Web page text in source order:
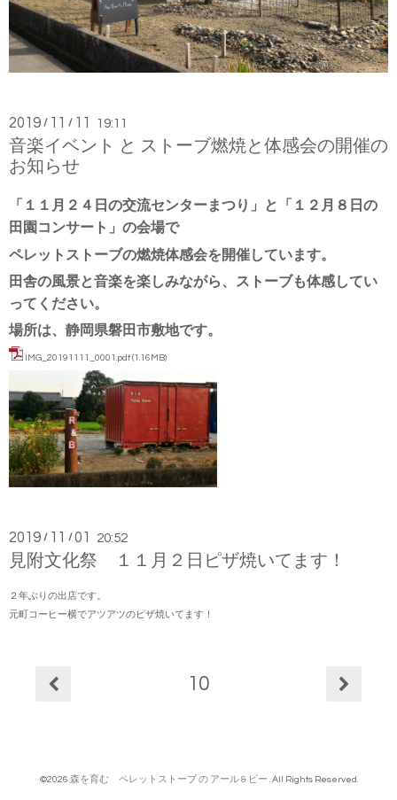
2019 / 11 / 11 19:11
音楽イベント と ストーブ燃焼と体感会の開催の
お知らせ
「１１月２４日の交流センターまつり」と「１２月８日の
田園コンサート」の会場で
ペレットストーブの燃焼体感会を開催しています。
田舎の風景と音楽を楽しみながら、ストーブも体感してい
ってください。
場所は、静岡県磐田市敷地です。
IMG_20191111_0001.pdf(1.16MB)
2019 / 11 /01 20:52
見附文化祭 １１月２日ピザ焼いてます！
２年ぶりの出店です。
元町コーヒー横でアツアツのピザ焼いてます！
10
©2026 森を育む ペレットストーブ の アール & ビー . All Rights Reserved.